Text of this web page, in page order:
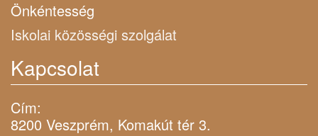
Önkéntesség
Iskolai közösségi szolgálat
Kapcsolat
Cím:
8200 Veszprém, Komakút tér 3.